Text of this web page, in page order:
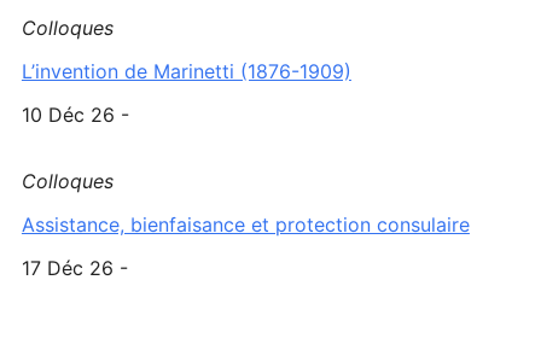
Colloques
L’invention de Marinetti (1876-1909)
10 Déc 26 -
Colloques
Assistance, bienfaisance et protection consulaire
17 Déc 26 -